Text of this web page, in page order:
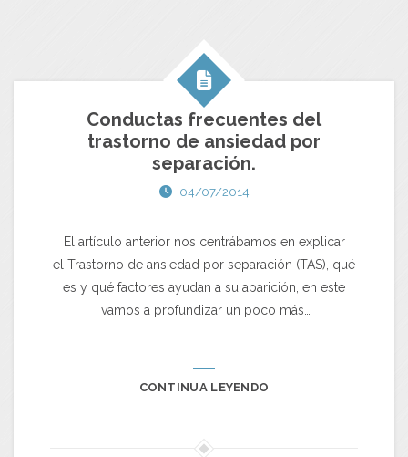
Conductas frecuentes del
trastorno de ansiedad por
separación.
04/07/2014
El artículo anterior nos centrábamos en explicar
el Trastorno de ansiedad por separación (TAS), qué
es y qué factores ayudan a su aparición, en este
vamos a profundizar un poco más…
CONTINUA LEYENDO